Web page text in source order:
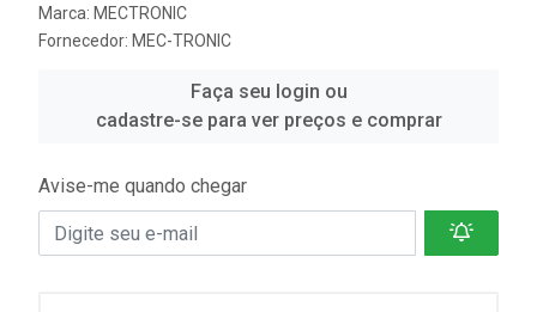
Marca: MECTRONIC
Fornecedor: MEC-TRONIC
Faça seu login ou
cadastre-se para ver preços e comprar
Avise-me quando chegar